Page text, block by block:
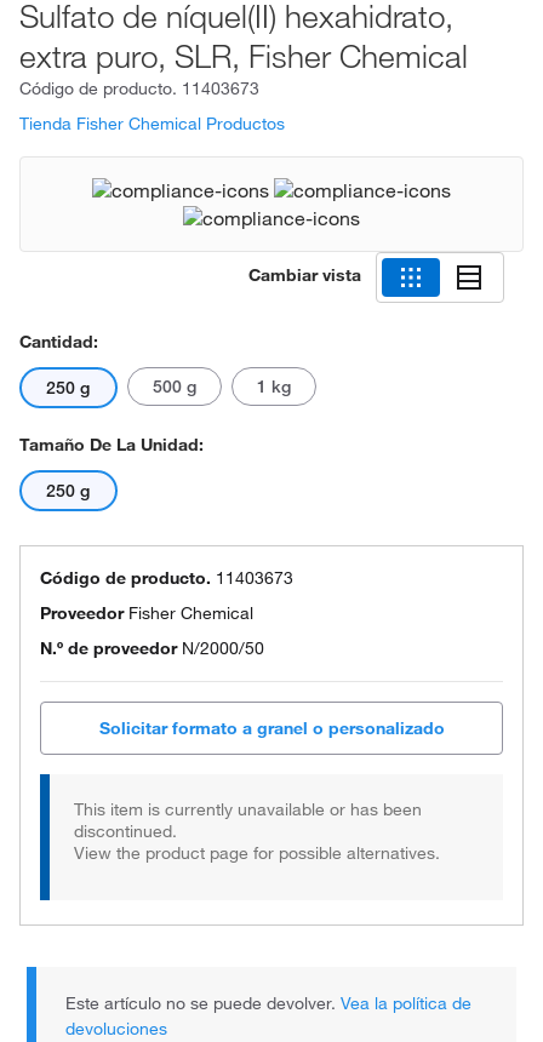
Sulfato de níquel(II) hexahidrato,
extra puro, SLR, Fisher Chemical
Código de producto. 11403673
Tienda Fisher Chemical Productos
Cambiar vista
Cantidad:
250 g 500 g 1 kg
Tamaño De La Unidad:
250 g
Código de producto. 11403673
Proveedor Fisher Chemical
N.º de proveedor N/2000/50
Solicitar formato a granel o personalizado
This item is currently unavailable or has been
discontinued.
View the product page for possible alternatives.
Este artículo no se puede devolver.Vea la política de
devoluciones